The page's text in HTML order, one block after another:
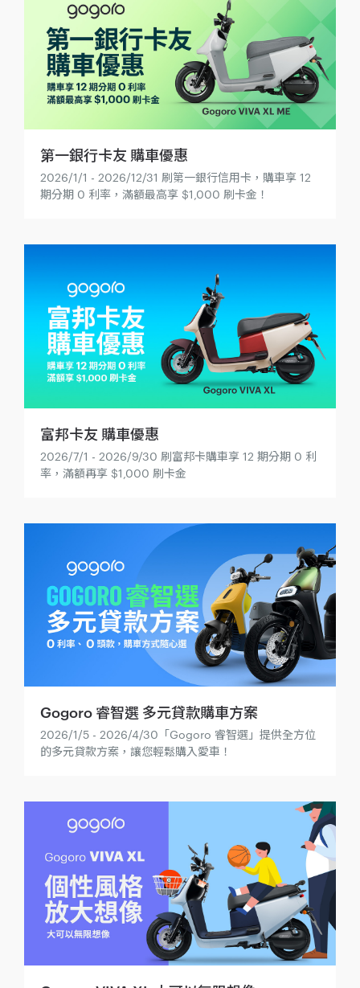
第一銀行卡友 購車優惠
2026/1/1 - 2026/12/31 刷第一銀行信用卡，購車享 12
期分期 0 利率，滿額最高享 $1,000 刷卡金！
富邦卡友 購車優惠
2026/7/1 - 2026/9/30 刷富邦卡購車享 12 期分期 0 利
率，滿額再享 $1,000 刷卡金
Gogoro 睿智選 多元貸款購車方案
2026/1/5 - 2026/4/30「Gogoro 睿智選」提供全方位
的多元貸款方案，讓您輕鬆購入愛車！